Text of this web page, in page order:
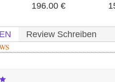
196.00 €
Review Schreiben